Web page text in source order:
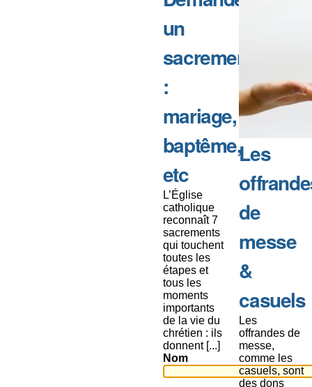
un
sacrement
:
mariage,
baptême,
etc
L’Église
catholique
reconnaît 7
sacrements
qui touchent
toutes les
étapes et
tous les
moments
importants
de la vie du
chrétien : ils
donnent [...]
Nom
Les
de
messe
&
casuels
Les
offrandes de
messe,
comme les
casuels, sont
des dons